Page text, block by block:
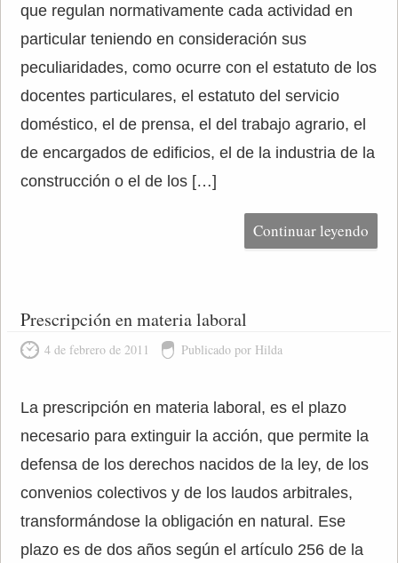
que regulan normativamente cada actividad en
particular teniendo en consideración sus
peculiaridades, como ocurre con el estatuto de los
docentes particulares, el estatuto del servicio
doméstico, el de prensa, el del trabajo agrario, el
de encargados de edificios, el de la industria de la
construcción o el de los […]
Continuar leyendo
Prescripción en materia laboral
4 de febrero de 2011 Publicado por Hilda
La prescripción en materia laboral, es el plazo
necesario para extinguir la acción, que permite la
defensa de los derechos nacidos de la ley, de los
convenios colectivos y de los laudos arbitrales,
transformándose la obligación en natural. Ese
plazo es de dos años según el artículo 256 de la